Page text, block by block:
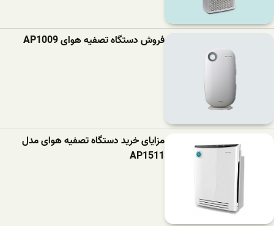
فروش دستگاه تصفیه هوای AP1009
مزایای خرید دستگاه تصفیه هوای مدل
AP1511